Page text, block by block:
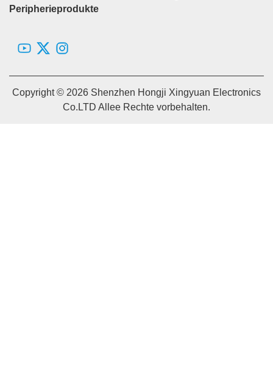
Peripherieprodukte
Copyright © 2026 Shenzhen Hongji Xingyuan Electronics
Co.LTD Allee Rechte vorbehalten.